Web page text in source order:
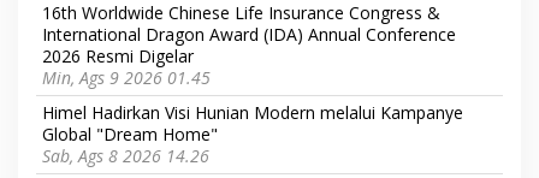
16th Worldwide Chinese Life Insurance Congress &
International Dragon Award (IDA) Annual Conference
2026 Resmi Digelar
Min, Ags 9 2026 01.45
Himel Hadirkan Visi Hunian Modern melalui Kampanye
Global "Dream Home"
Sab, Ags 8 2026 14.26